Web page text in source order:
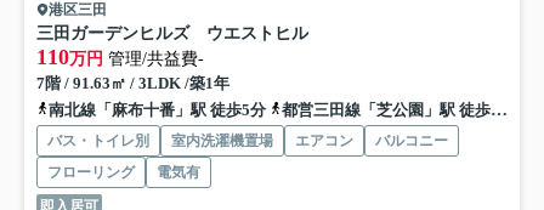
港区三田
三田ガーデンヒルズ ウエストヒル
110万円 管理/共益費-
7階 / 91.63㎡ / 3LDK /築1年
南北線「麻布十番」駅 徒歩5分
都営三田線「芝公園」駅 徒歩12分
バス・トイレ別 室内洗濯機置場 エアコン
バルコニー
フローリング
電気有